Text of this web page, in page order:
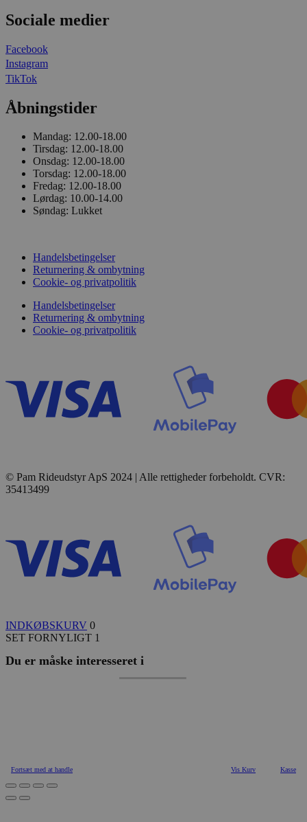
Sociale medier
Facebook
Instagram
TikTok
Åbningstider
Mandag: 12.00-18.00
Tirsdag: 12.00-18.00
Onsdag: 12.00-18.00
Torsdag: 12.00-18.00
Fredag: 12.00-18.00
Lørdag: 10.00-14.00
Søndag: Lukket
Handelsbetingelser
Returnering & ombytning
Cookie- og privatpolitik
Handelsbetingelser
Returnering & ombytning
Cookie- og privatpolitik
© Pam Rideudstyr ApS 2024 | Alle rettigheder forbeholdt. CVR:
35413499
INDKØBSKURV 0
SET FORNYLIGT 1
Du er måske interesseret i
Fortsæt med at handle Vis Kurv Kasse